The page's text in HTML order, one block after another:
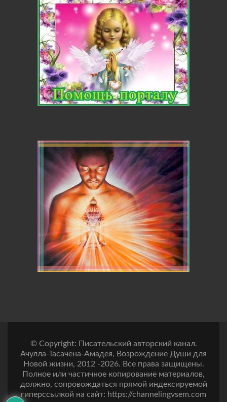
© Copyright: Писательский авторский канал.
Ачулла-Тасачена-Амадея, Возрождение Души для
Новой жизни, 2012 -2026. Все права защищены.
Полное или частичное копирование материалов,
должно, сопровождаться прямой индексируемой
гиперссылкой на сайт: https://channelingvsem.com